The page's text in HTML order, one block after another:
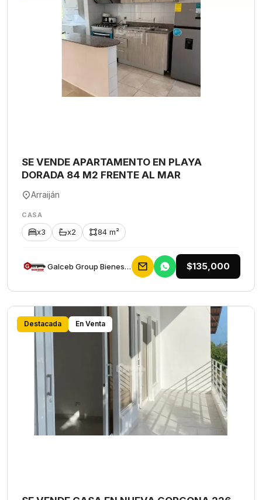
SE VENDE APARTAMENTO EN PLAYA
DORADA 84 M2 FRENTE AL MAR
Arraiján
CASA
x3 x2 84 m²
Galceb Group Bienes Raices $135,000
Destacada En Venta